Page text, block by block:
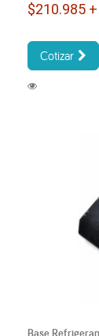
$210.985 +
Cotizar
Base